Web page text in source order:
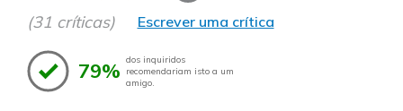
(31 críticas) Escrever uma crítica
79% dos inquiridos
recomendariam isto a um
amigo.